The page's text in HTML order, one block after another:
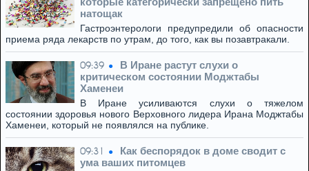
натощак
Гастроэнтерологи предупредили об опасности
приема ряда лекарств по утрам, до того, как вы позавтракали.
09:39
В Иране растут слухи о
критическом состоянии Моджтабы
Хаменеи
В Иране усиливаются слухи о тяжелом
состоянии здоровья нового Верховного лидера Ирана Моджтабы
Хаменеи, который не появлялся на публике.
09:31
Как беспорядок в доме сводит с
ума ваших питомцев